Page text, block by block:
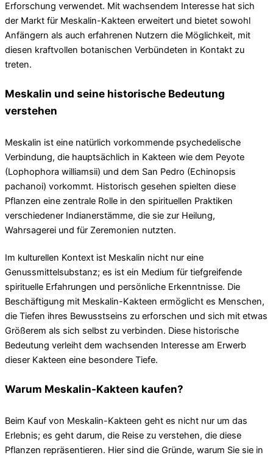
Erforschung verwendet. Mit wachsendem Interesse hat sich
der Markt für Meskalin-Kakteen erweitert und bietet sowohl
Anfängern als auch erfahrenen Nutzern die Möglichkeit, mit
diesen kraftvollen botanischen Verbündeten in Kontakt zu
treten.
Meskalin und seine historische Bedeutung
verstehen
Meskalin ist eine natürlich vorkommende psychedelische
Verbindung, die hauptsächlich in Kakteen wie dem Peyote
(Lophophora williamsii) und dem San Pedro (Echinopsis
pachanoi) vorkommt. Historisch gesehen spielten diese
Pflanzen eine zentrale Rolle in den spirituellen Praktiken
verschiedener Indianerstämme, die sie zur Heilung,
Wahrsagerei und für Zeremonien nutzten.
Im kulturellen Kontext ist Meskalin nicht nur eine
Genussmittelsubstanz; es ist ein Medium für tiefgreifende
spirituelle Erfahrungen und persönliche Erkenntnisse. Die
Beschäftigung mit Meskalin-Kakteen ermöglicht es Menschen,
die Tiefen ihres Bewusstseins zu erforschen und sich mit etwas
Größerem als sich selbst zu verbinden. Diese historische
Bedeutung verleiht dem wachsenden Interesse am Erwerb
dieser Kakteen eine besondere Tiefe.
Warum Meskalin-Kakteen kaufen?
Beim Kauf von Meskalin-Kakteen geht es nicht nur um das
Erlebnis; es geht darum, die Reise zu verstehen, die diese
Pflanzen repräsentieren. Hier sind die Gründe, warum Sie sie in